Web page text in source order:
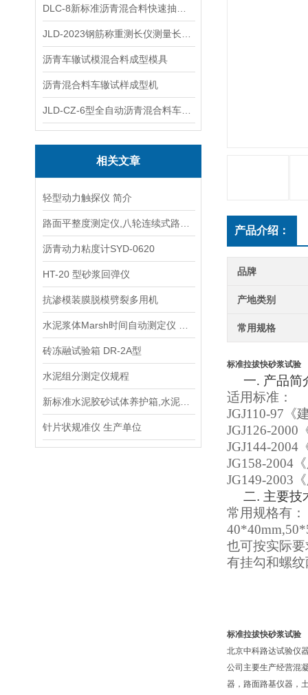
沥青车辙试模混合料成型模具
沥青混合料车辙试样成型机
相关文章
轻型动力触探仪 简介
沥青动力粘度计SYD-0620
HT-20 型砂浆回弹仪
抗渗模装膜脱模劈裂多用机
砖冻融试验箱 DR-2A型
水泥组分测定仪规程
针片状规准仪 生产单位
产品介绍：
品牌
产地类别
常用规格
标准拉拔快砂浆试验
一. 产品简
适用标准：
JGJ110-97 《
JGJ126-2000
JGJ144-2004
JG158-2004
JG149-2003
二. 主要技
常用规格有：
也可按实际
有挂勾和螺
标准拉拔快砂浆试验
北京中科路达试验仪
公司主要生产经营混
器，路面路基仪器，